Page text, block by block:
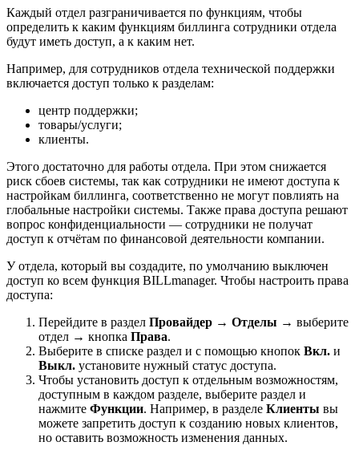
Каждый отдел разграничивается по функциям, чтобы
определить к каким функциям биллинга сотрудники отдела
будут иметь доступ, а к каким нет.
Например, для сотрудников отдела технической поддержки
включается доступ только к разделам:
центр поддержки;
товары/услуги;
клиенты.
Этого достаточно для работы отдела. При этом снижается
риск сбоев системы, так как сотрудники не имеют доступа к
настройкам биллинга, соответственно не могут повлиять на
глобальные настройки системы. Также права доступа решают
вопрос конфиденциальности — сотрудники не получат
доступ к отчётам по финансовой деятельности компании.
У отдела, который вы создадите, по умолчанию выключен
доступ ко всем функция BILLmanager. Чтобы настроить права
доступа:
Перейдите в раздел Провайдер → Отделы → выберите
отдел → кнопка Права.
Выберите в списке раздел и с помощью кнопок Вкл. и
Выкл. установите нужный статус доступа.
Чтобы установить доступ к отдельным возможностям,
доступным в каждом разделе, выберите раздел и
нажмите Функции. Например, в разделе Клиенты вы
можете запретить доступ к созданию новых клиентов,
но оставить возможность изменения данных.